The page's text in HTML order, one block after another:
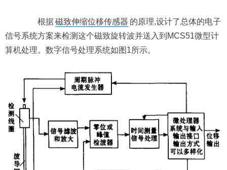
根据磁致伸缩位移传感器 的原理,设计了总体的电子
信号系统方案来检测这个磁致旋转波并送入到MCS51微型计
算机处理。数字信号处理系统如图1所示。